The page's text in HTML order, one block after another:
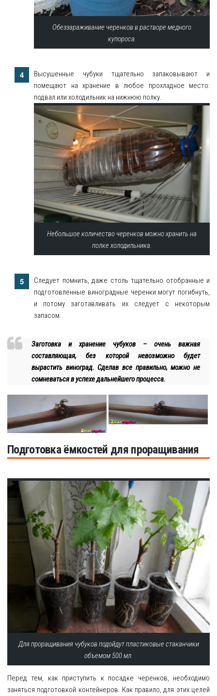
Обеззараживание черенков в растворе медного
купороса.
Высушенные чубуки тщательно запаковывают и
помещают на хранение в любое прохладное место:
подвал или холодильник на нижнюю полку.
Небольшое количество черенков можно хранить на
полке холодильника.
Следует помнить, даже столь тщательно отобранные и
подготовленные виноградные черенки могут погибнуть,
и потому заготавливать их следует с некоторым
запасом.
Заготовка и хранение чубуков – очень важная
составляющая, без которой невозможно будет
вырастить виноград. Сделав все правильно, можно не
сомневаться в успехе дальнейшего процесса.
Подготовка ёмкостей для проращивания
Для проращивания чубуков подойдут пластиковые стаканчики
объемом 500 мл.
Перед тем, как приступить к посадке черенков, необходимо
заняться подготовкой контейнеров. Как правило, для этих целей